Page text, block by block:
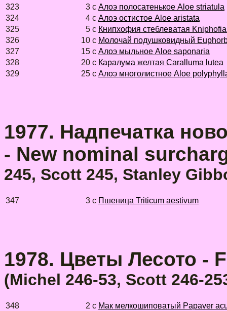
323 3 с Aлоэ полосатенькое Aloe striatula
324
4 с Алоэ остистое Aloe aristata
325
5 с Книпхофия стеблеватая
326
10 с Молочай подушковидный
327
15 с Aлоэ мыльное Aloe saponaria
328
20 с Каралума желтая Caralluma lutea
329
25 с Aлоэ многолистное Aloe
1977. Надпечатка
- New nominal
245, Scott 245, Stanley
347 3 с Пшеница Triticum aestivum
1978. Цветы Лесото -
(Michel 246-53, Scott 246-
348 2 с Мак мелкошиповатый Papaver